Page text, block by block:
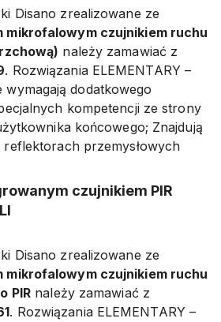
Disano zrealizowane ze
mikrofalowym czujnikiem ruchu
należy zamawiać z
. Rozwiązania ELEMENTARY –
wymagają dodatkowego
kompetencji ze strony
końcowego; Znajdują
reflektorach przemysłowych
czujnikiem PIR
Disano zrealizowane ze
mikrofalowym czujnikiem ruchu
PIR należy zamawiać z
. Rozwiązania ELEMENTARY –